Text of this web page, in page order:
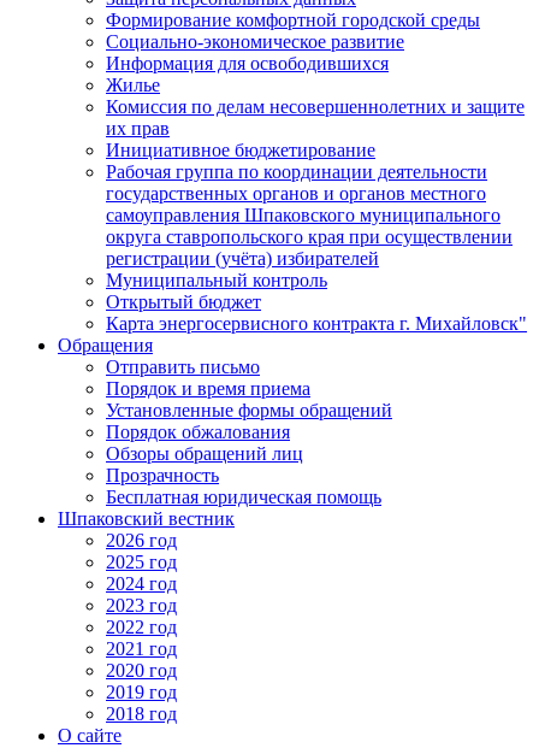
Формирование комфортной городской среды
Социально-экономическое развитие
Информация для освободившихся
Жилье
Комиссия по делам несовершеннолетних и защите
их прав
Инициативное бюджетирование
Рабочая группа по координации деятельности
государственных органов и органов местного
самоуправления Шпаковского муниципального
округа ставропольского края при осуществлении
регистрации (учёта) избирателей
Муниципальный контроль
Открытый бюджет
Карта энергосервисного контракта г. Михайловск"
Обращения
Отправить письмо
Порядок и время приема
Установленные формы обращений
Порядок обжалования
Обзоры обращений лиц
Прозрачность
Бесплатная юридическая помощь
Шпаковский вестник
2026 год
2025 год
2024 год
2023 год
2022 год
2021 год
2020 год
2019 год
2018 год
О сайте